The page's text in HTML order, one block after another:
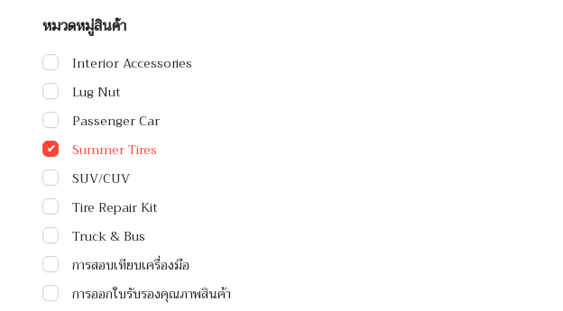
หมวดหมู่สินค้า
Interior Accessories
Lug Nut
Passenger Car
Summer Tires
SUV/CUV
Tire Repair Kit
Truck & Bus
การสอบเทียบเครื่องมือ
การออกใบรับรองคุณภาพสินค้า